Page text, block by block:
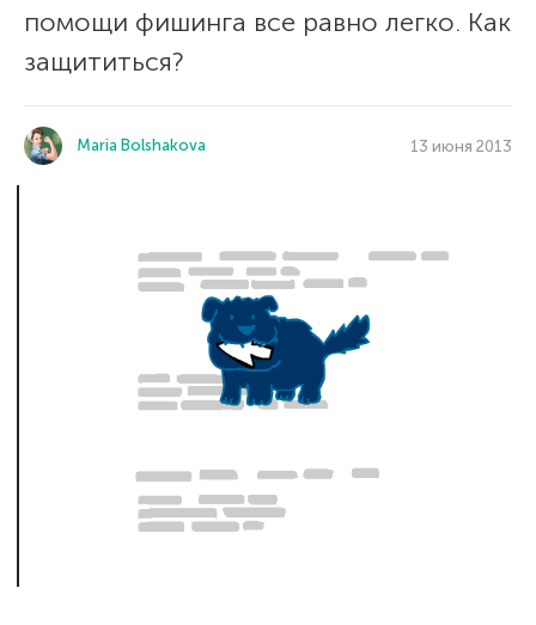
помощи фишинга все равно легко. Как
защититься?
Maria Bolshakova 13 июня 2013